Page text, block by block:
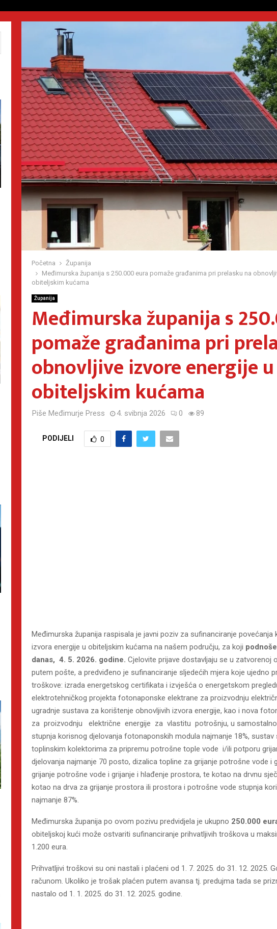
Početna
Županija
Međimurska županija s 250.000 eura pomaže građanima pri prelasku na
obiteljskim kućama
Županija
Međimurska županija s
pomaže građanima pri
obnovljive izvore energije u
obiteljskim kućama
Piše Međimurje Press 4. svibnja 2026 0 89
PODIJELI 0
Međimurska županija raspisala je javni poziv za sufinanciranje povećanja
izvora energije u obiteljskim kućama na našem području, za koji
danas, 4. 5. 2026. godine. Cjelovite prijave dostavljaju se u zatvorenoj
putem pošte, a predviđeno je sufinanciranje sljedećih mjera koje ujedno
troškove: izrada energetskog certifikata i izvješća o energetskom
elektrotehničkog projekta fotonaponske elektrane za proizvodnju
ugradnje sustava za korištenje obnovljivih izvora energije, kao i nova
za proizvodnju električne energije za vlastitu potrošnju, u
stupnja korisnog djelovanja fotonaponskih modula najmanje 18%, sustav
toplinskim kolektorima za pripremu potrošne tople vode i/ili potporu
djelovanja najmanje 70 posto, dizalica topline za grijanje potrošne vode i
grijanje potrošne vode i grijanje i hlađenje prostora, te kotao na drvnu
kotao na drva za grijanje prostora ili prostora i potrošne vode stupnja
najmanje 87%.
Međimurska županija po ovom pozivu predvidjela je ukupno 250.000
obiteljskoj kući može ostvariti sufinanciranje prihvatljivih troškova u
1.200 eura.
Prihvatljivi troškovi su oni nastali i plaćeni od 1. 7. 2025. do 31. 12. 2025.
računom. Ukoliko je trošak plaćen putem avansa tj. predujma tada se
nastalo od 1. 1. 2025. do 31. 12. 2025. godine.